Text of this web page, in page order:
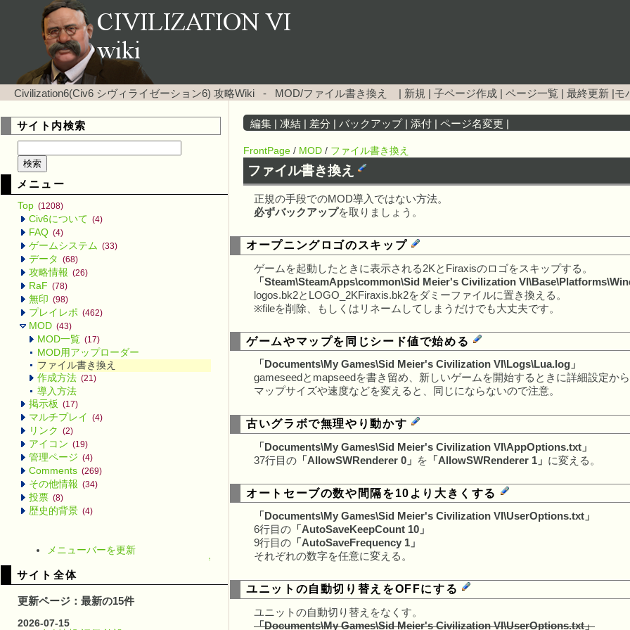
Civilization6(Civ6 シヴィライゼーション6) 攻略Wiki - MOD/ファイル書き換え 新規 子ページ作成 ページ一覧 最終更新 モ
サイト内検索
メニュー
Top (1208)
Civ6について (4)
FAQ (4)
ゲームシステム (33)
データ (68)
攻略情報 (26)
RaF (78)
無印 (98)
プレイレポ (462)
MOD (43)
MOD一覧 (17)
MOD用アップローダー
ファイル書き換え
作成方法 (21)
導入方法
掲示板 (17)
マルチプレイ (4)
リンク (2)
アイコン (19)
管理ページ (4)
Comments (269)
その他情報 (34)
投票 (8)
歴史的背景 (4)
メニューバーを更新
↑
サイト全体
更新ページ：最新の15件
2026-07-15
編集 凍結 差分 バックアップ| 添付 ページ名変更
FrontPage / MOD / ファイル書き換え
ファイル書き換え
正規の手段でのMOD導入ではない方法。
必ずバックアップを取りましょう。
オープニングロゴのスキップ
ゲームを起動したときに表示される2KとFiraxisのロゴをスキップする。
「Steam\SteamApps\common\Sid Meier's Civilization
logos.bk2とLOGO_2KFiraxis.bk2をダミーファイルに置き換える。
※fileを削除、もしくはリネームしてしまうだけでも大丈夫です。
ゲームやマップを同じシード値で始める
「Documents\My Games\Sid Meier's Civilization VI\Logs\Lua.log」
gameseedとmapseedを書き留め、新しいゲームを開始するときに詳細設定から
マップサイズや速度などを変えると、同じにならないので注意。
古いグラボで無理やり動かす
「Documents\My Games\Sid Meier's Civilization VI\AppOptions.txt」
37行目の 「AllowSWRenderer 0」 を 「AllowSWRenderer 1」 に変える。
オートセーブの数や間隔を10より大きくする
「Documents\My Games\Sid Meier's Civilization VI\UserOptions.txt」
6行目の 「AutoSaveKeepCount 10」
9行目の 「AutoSaveFrequency 1」
それぞれの数字を任意に変える。
ユニットの自動切り替えをOFFにする
ユニットの自動切り替えをなくす。
「Documents\My Games\Sid Meier's Civilization VI\UserOptions.txt」